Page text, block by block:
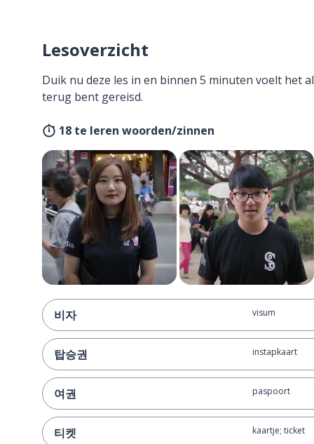
Lesoverzicht
Duik nu deze les in en binnen 5 minuten voelt het
terug bent gereisd.
18 te leren woorden/zinnen
비자 visum
탑승권 instapkaart
여권 paspoort
티켓 kaartje; ticket